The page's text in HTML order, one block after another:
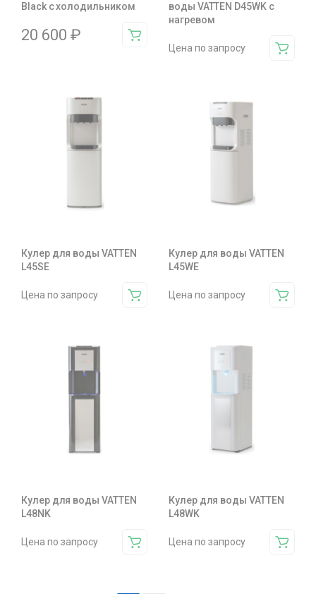
Black c холодильником
20 600 ₽
воды VATTEN D45WK с
нагревом
Цена по запросу
Кулер для воды VATTEN
L45SE
Цена по запросу
Кулер для воды VATTEN
L45WE
Цена по запросу
Кулер для воды VATTEN
L48NK
Цена по запросу
Кулер для воды VATTEN
L48WK
Цена по запросу